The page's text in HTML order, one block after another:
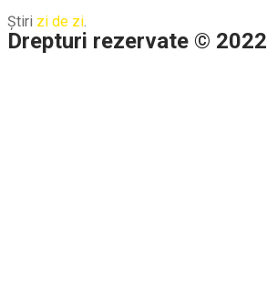
Știri zi de zi.
Drepturi rezervate © 2022